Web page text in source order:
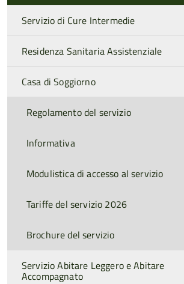
Servizio di Cure Intermedie
Residenza Sanitaria Assistenziale
Casa di Soggiorno
Regolamento del servizio
Informativa
Modulistica di accesso al servizio
Tariffe del servizio 2026
Brochure del servizio
Servizio Abitare Leggero e Abitare
Accompagnato